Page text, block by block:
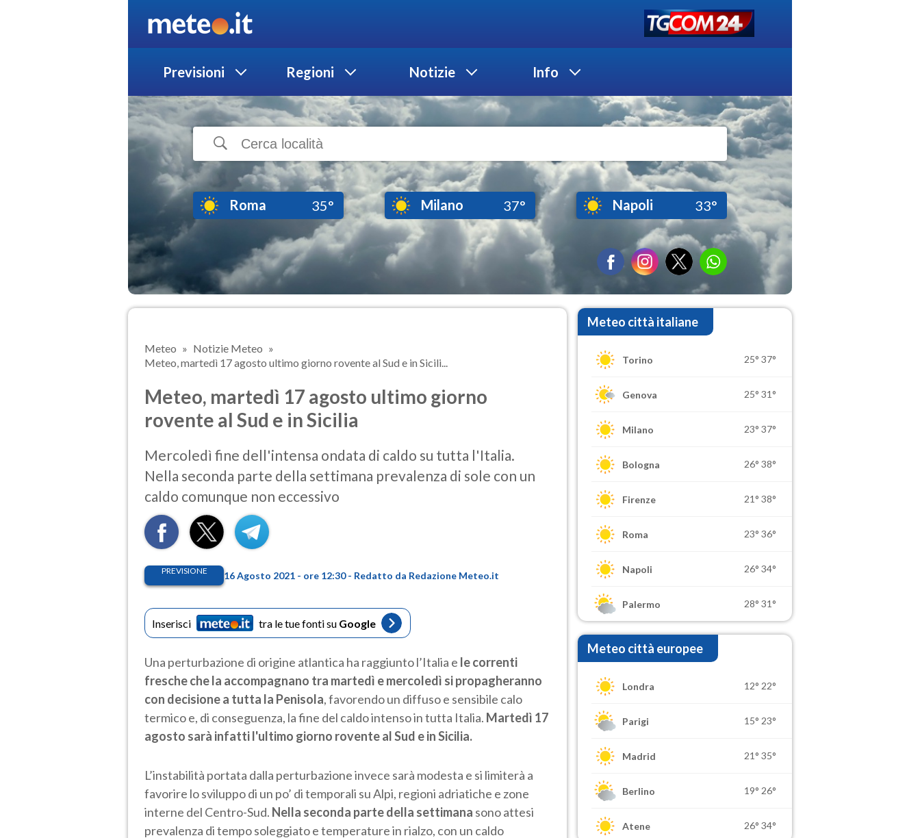
Previsioni Regioni Notizie Info
Roma 35° Milano 37° Napoli 33°
Meteo
Notizie Meteo
Meteo, martedì 17 agosto ultimo giorno rovente al Sud e in Sicili...
Meteo, martedì 17 agosto ultimo giorno
rovente al Sud e in Sicilia
Mercoledì fine dell'intensa ondata di caldo su tutta l'Italia.
Nella seconda parte della settimana prevalenza di sole con un
caldo comunque non eccessivo
PREVISIONE 16 Agosto 2021 - ore 12:30 - Redatto da Redazione Meteo.it
Inserisci tra le tue fonti su Google
Una perturbazione di origine atlantica ha raggiunto l’Italia e le correnti
fresche che la accompagnano tra martedì e mercoledì si propagheranno
con decisione a tutta la Penisola, favorendo un diffuso e sensibile calo
termico e, di conseguenza, la fine del caldo intenso in tutta Italia. Martedì 17
agosto sarà infatti l'ultimo giorno rovente al Sud e in Sicilia.
L’instabilità portata dalla perturbazione invece sarà modesta e si limiterà a
favorire lo sviluppo di un po’ di temporali su Alpi, regioni adriatiche e zone
interne del Centro-Sud. Nella seconda parte della settimana sono attesi
prevalenza di tempo soleggiato e temperature in rialzo, con un caldo
Meteo città italiane
Torino 25° 37°
Genova 25° 31°
Milano 23° 37°
Bologna 26° 38°
Firenze 21° 38°
Roma 23° 36°
Napoli 26° 34°
Palermo 28° 31°
Meteo città europee
Londra 12° 22°
Parigi 15° 23°
Madrid 21° 35°
Berlino 19° 26°
Atene 26° 34°